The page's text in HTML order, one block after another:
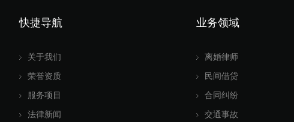
快捷导航
关于我们
荣誉资质
服务项目
法律新闻
业务领域
离婚律师
民间借贷
合同纠纷
交通事故